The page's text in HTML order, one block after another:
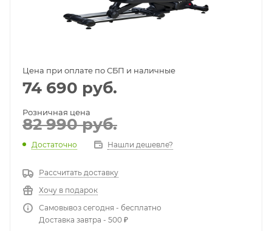
Цена при оплате по СБП и наличные
74 690 руб.
Розничная цена
82 990руб.
Достаточно Нашли дешевле?
Рассчитать доставку
Хочу в подарок
Самовывоз сегодня - бесплатно
Доставка завтра - 500 ₽